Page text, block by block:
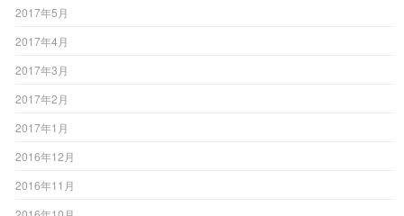
2017年5月
2017年4月
2017年3月
2017年2月
2017年1月
2016年12月
2016年11月